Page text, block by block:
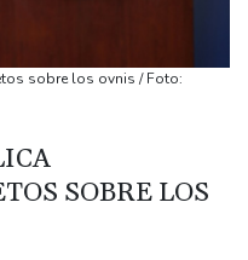
ante la presión de la UEFA
y renueva a Vinícius
la Conmebol
Madrid vale 160 millones
sobre los ovnis / Foto:
SOBRE LOS